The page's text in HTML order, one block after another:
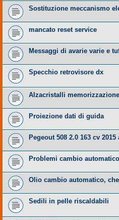
Sostituzione meccanismo
mancato reset service
Messaggi di avarie varie e
Specchio retrovisore dx
Alzacristalli memorizzazione
Proiezione dati di guida
Pegeout 508 2.0 163 cv
Problemi cambio
Olio cambio automatico,
Sedili in pelle riscaldabili